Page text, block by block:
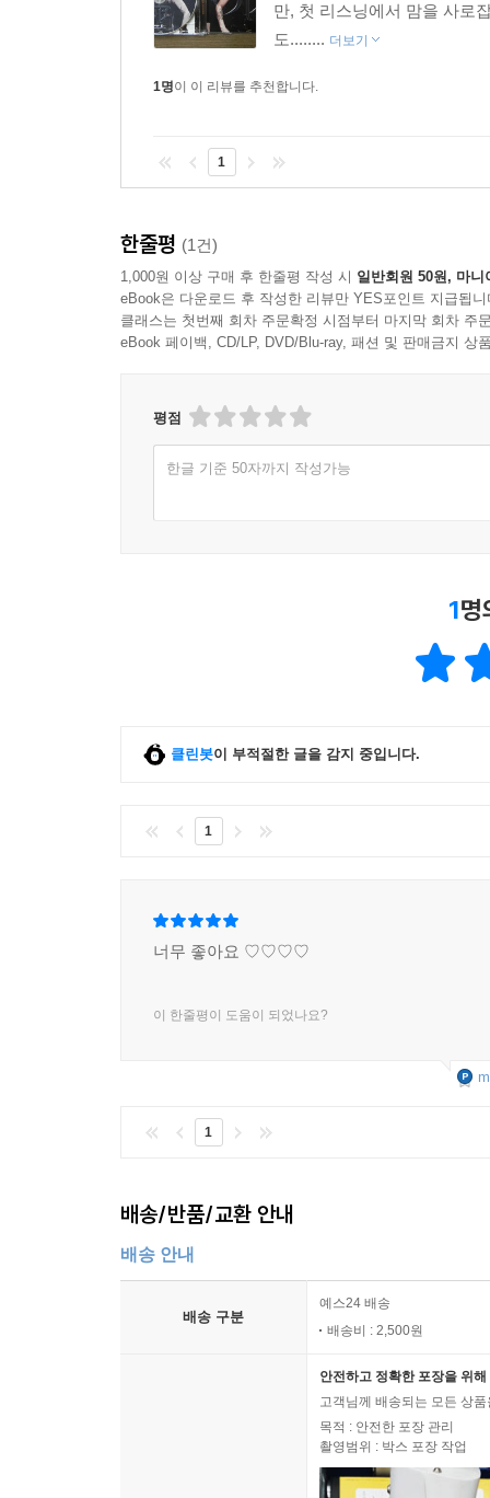
만, 첫 리스닝에서 맘을 사로
도........ 더보기
1명이 이 리뷰를 추천합니다.
1
한줄평 (1건)
1,000원 이상 구매 후 한줄평 작성 시 일반회원 50원, 마니
eBook은 다운로드 후 작성한 리뷰만 YES포인트 지급됩니
클래스는 첫번째 회차 주문확정 시점부터 마지막 회차 주
eBook 페이백, CD/LP, DVD/Blu-ray, 패션 및 판매금지 상
평점
한글 기준 50자까지 작성가능
1명
클린봇이 부적절한 글을 감지 중입니다.
1
너무 좋아요 ♡♡♡♡
이 한줄평이 도움이 되었나요?
1
배송/반품/교환 안내
배송 안내
배송 구분
예스24 배송
배송비 : 2,500원
안전하고 정확한 포장을 위
고객님께 배송되는 모든 상
목적 : 안전한 포장 관리
촬영범위 : 박스 포장 작업